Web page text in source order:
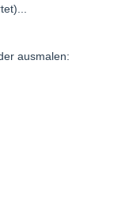
ausmalen: